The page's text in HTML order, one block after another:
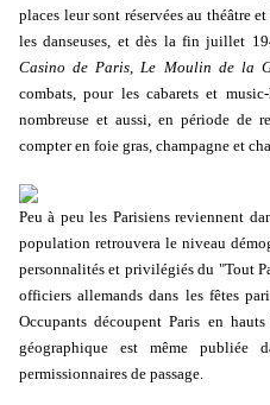
places leur sont réservées au théâtre
les danseuses, et dès la fin juillet
Casino de Paris,Le Moulin de la
combats, pour les cabarets et
nombreuse et aussi, en période de
compter en foie gras, champagne et
Peu à peu les Parisiens reviennent
population retrouvera le niveau
personnalités et privilégiés du "Tout
officiers allemands dans les fêtes
Occupants découpent Paris en
géographique est même publiée
permissionnaires de passage.